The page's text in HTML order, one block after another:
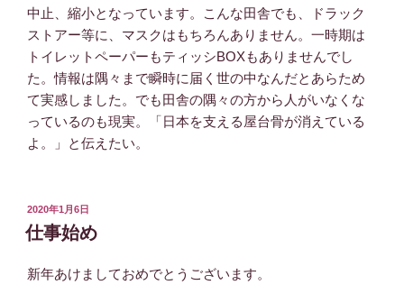
中止、縮小となっています。こんな田舎でも、ドラック
ストアー等に、マスクはもちろんありません。一時期は
トイレットペーパーもティッシBOXもありませんでし
た。情報は隅々まで瞬時に届く世の中なんだとあらため
て実感しました。でも田舎の隅々の方から人がいなくな
っているのも現実。「日本を支える屋台骨が消えている
よ。」と伝えたい。
投
稿
日:
2020年1月6日
仕事始め
新年あけましておめでとうございます。